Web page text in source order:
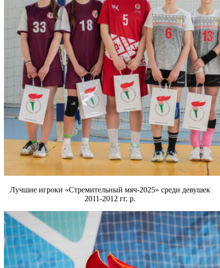
Лучшие игроки «Стремительный мяч-2025» среди девушек
2011-2012 гг. р.